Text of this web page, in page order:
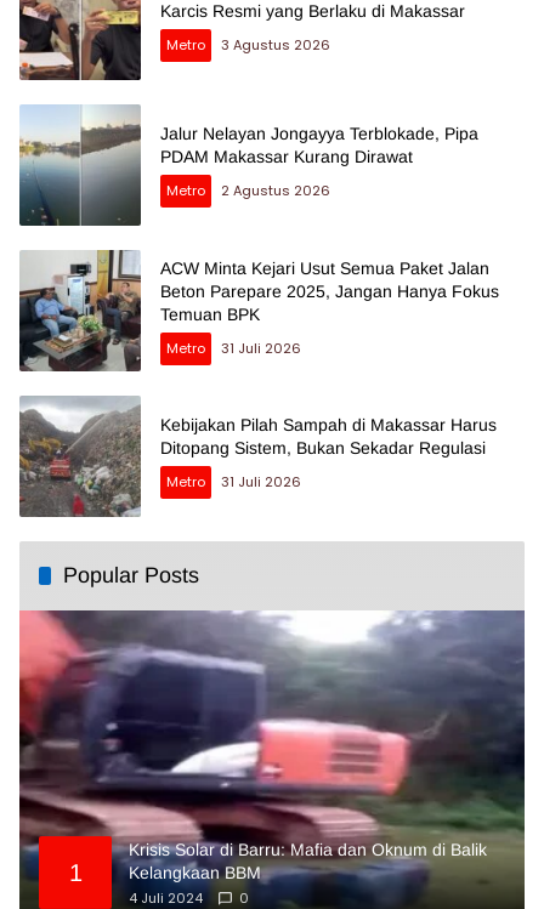
Karcis Resmi yang Berlaku di Makassar
Metro
3 Agustus 2026
Jalur Nelayan Jongayya Terblokade, Pipa
PDAM Makassar Kurang Dirawat
Metro
2 Agustus 2026
ACW Minta Kejari Usut Semua Paket Jalan
Beton Parepare 2025, Jangan Hanya Fokus
Temuan BPK
Metro
31 Juli 2026
Kebijakan Pilah Sampah di Makassar Harus
Ditopang Sistem, Bukan Sekadar Regulasi
Metro
31 Juli 2026
Popular Posts
1
Krisis Solar di Barru: Mafia dan Oknum di Balik
Kelangkaan BBM
4 Juli 2024
0